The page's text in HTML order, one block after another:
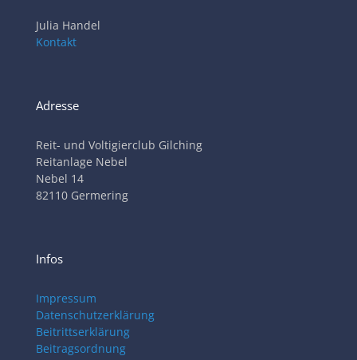
Julia Handel
Kontakt
Adresse
Reit- und Voltigierclub Gilching
Reitanlage Nebel
Nebel 14
82110 Germering
Infos
Impressum
Datenschutzerklärung
Beitrittserklärung
Beitragsordnung